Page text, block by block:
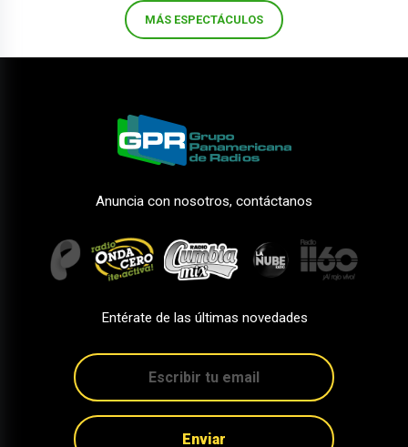
MÁS ESPECTÁCULOS
Anuncia con nosotros, contáctanos
Entérate de las últimas novedades
Enviar